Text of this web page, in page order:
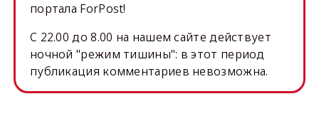
портала ForPost!
C 22.00 до 8.00 на нашем сайте действует
ночной "режим тишины": в этот период
публикация комментариев невозможна.